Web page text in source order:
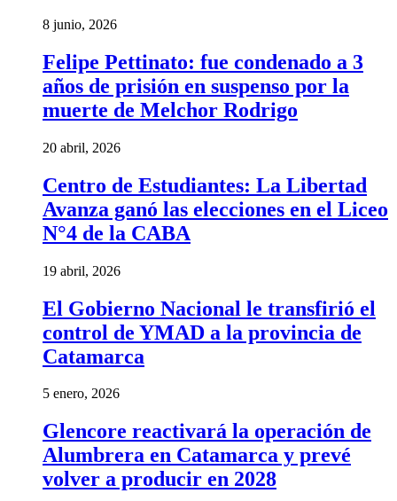
8 junio, 2026
Felipe Pettinato: fue condenado a 3
años de prisión en suspenso por la
muerte de Melchor Rodrigo
20 abril, 2026
Centro de Estudiantes: La Libertad
Avanza ganó las elecciones en el Liceo
N°4 de la CABA
19 abril, 2026
El Gobierno Nacional le transfirió el
control de YMAD a la provincia de
Catamarca
5 enero, 2026
Glencore reactivará la operación de
Alumbrera en Catamarca y prevé
volver a producir en 2028